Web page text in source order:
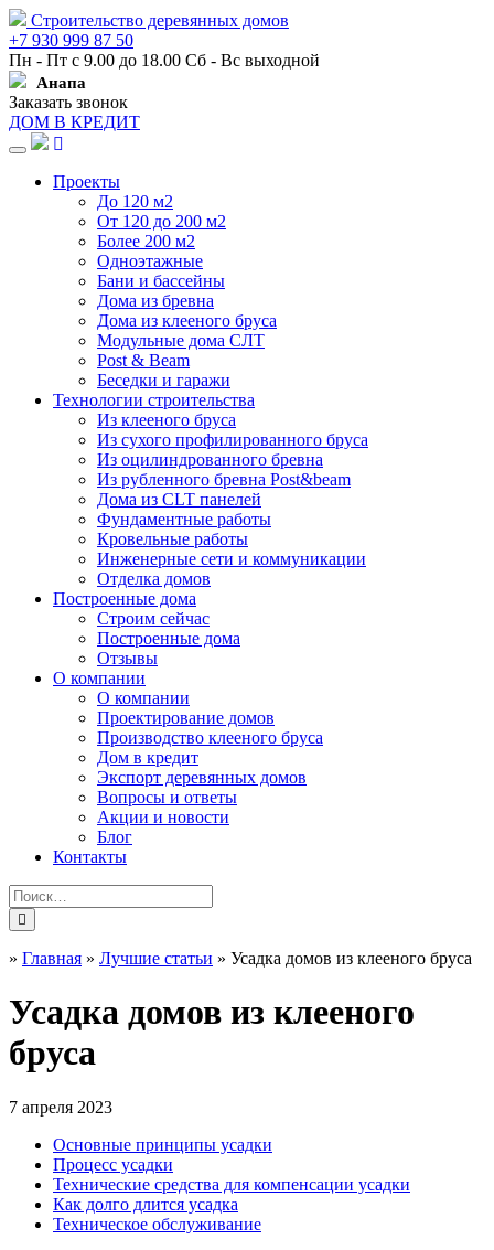
Строительство деревянных домов
+7 930 999 87 50
Пн - Пт с 9.00 до 18.00 Сб - Вс выходной
Анапа
Заказать звонок
ДОМ В КРЕДИТ
Навигация
Проекты
До 120 м2
От 120 до 200 м2
Более 200 м2
Одноэтажные
Бани и бассейны
Дома из бревна
Дома из клееного бруса
Модульные дома СЛТ
Post & Beam
Беседки и гаражи
Технологии строительства
Из клееного бруса
Из сухого профилированного бруса
Из оцилиндрованного бревна
Из рубленного бревна Post&beam
Дома из CLT панелей
Фундаментные работы
Кровельные работы
Инженерные сети и коммуникации
Отделка домов
Построенные дома
Строим сейчас
Построенные дома
Отзывы
О компании
О компании
Проектирование домов
Производство клееного бруса
Дом в кредит
Экспорт деревянных домов
Вопросы и ответы
Акции и новости
Блог
Контакты
» Главная » Лучшие статьи » Усадка домов из клееного бруса
Усадка домов из клееного
бруса
7 апреля 2023
Основные принципы усадки
Процесс усадки
Технические средства для компенсации усадки
Как долго длится усадка
Техническое обслуживание